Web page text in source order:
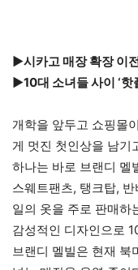
▶시카고 매장 확장 이
▶10대 소녀들 사이 ‘핫
개학을 앞두고 쇼핑몰
게 멋진 첫인상을 남기
하나는 바로 브랜디
스웨트팬츠, 탱크탑,
일의 옷을 주로 판매하
감성적인 디자인으로
브랜디 멜빌은 현재 북